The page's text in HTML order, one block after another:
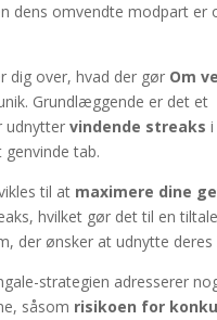
dens omvendte modpart er
dig over, hvad der gør Om
Grundlæggende er det et
udnytter vindende streaks i
tab.
til at maximere dine
hvilket gør det til en
der ønsker at udnytte deres
strategien adresserer
såsom risikoen for